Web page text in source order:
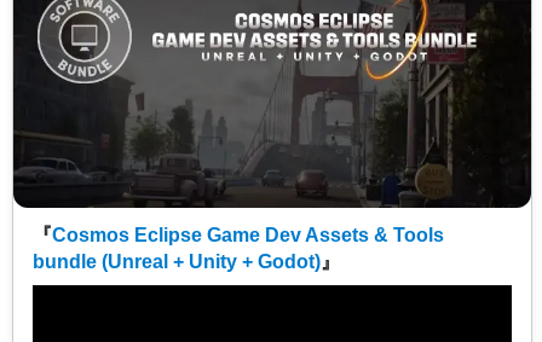
『Cosmos Eclipse Game Dev Assets & Tools
bundle (Unreal + Unity + Godot) 』